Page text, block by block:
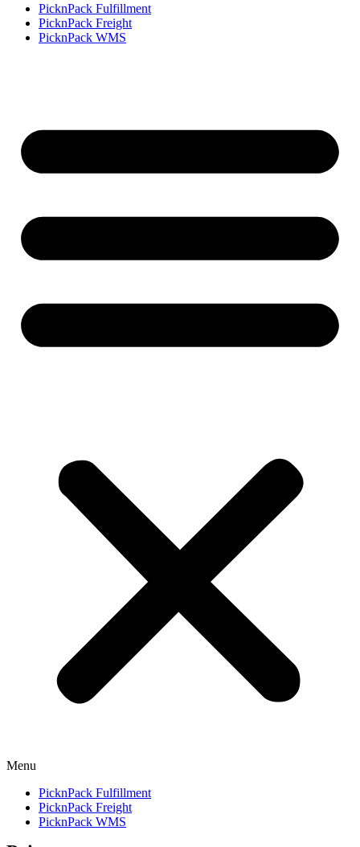
PicknPack Fulfillment
PicknPack Freight
PicknPack WMS
Menu
PicknPack Fulfillment
PicknPack Freight
PicknPack WMS